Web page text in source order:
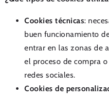
Cookies técnicas:
buen funcionamiento
entrar en las zonas de
el proceso de compra
redes sociales.
Cookies de